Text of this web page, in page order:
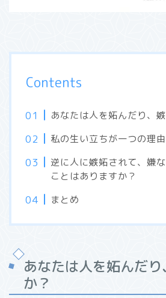
Contents
あなたは人を妬んだり、
私の生い立ちが一つの理
逆に人に嫉妬されて、嫌
ことはありますか？
まとめ
あなたは人を妬んだ
か？